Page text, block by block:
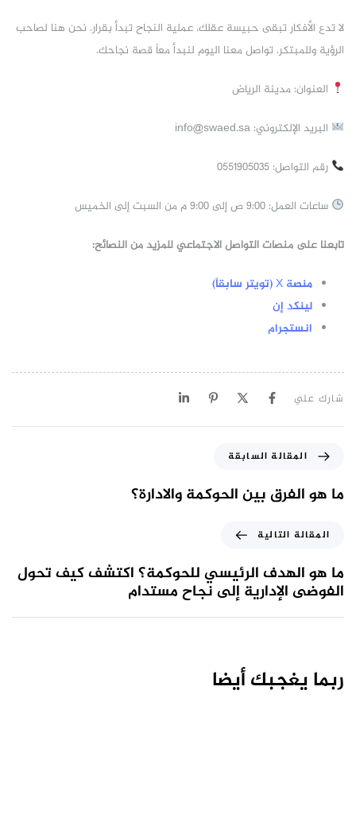
لا تدع الأفكار تبقى حبيسة عقلك، عملية النجاح تبدأ بقرار. نحن هنا لصاحب
الرؤية وللمبتكر. تواصل معنا اليوم لنبدأ معاً قصة نجاحك.
العنوان: مدينة الرياض
البريد الإلكتروني: info@swaed.sa
رقم التواصل: 0551905035
ساعات العمل: 9:00 ص إلى 9:00 م من السبت إلى الخميس
تابعنا على منصات التواصل الاجتماعي للمزيد من النصائح:
منصة X (تويتر سابقاً)
لينكد إن
انستجرام
شارك علي
المقالة السابقة
ما هو الفرق بين الحوكمة والادارة؟
المقالة التالية
ما هو الهدف الرئيسي للحوكمة؟ اكتشف كيف تحول
الفوضى الإدارية إلى نجاح مستدام
ربما يغجبك أيضا